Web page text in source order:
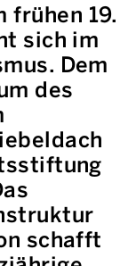
frühen 19.
sich im
Dem
des
schafft